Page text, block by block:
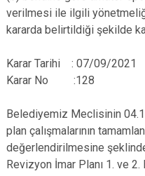
verilmesi ile ilgili
kararda belirtildiği şekilde
Karar Tarihi : 07/09/2021
Karar No :128
Belediyemiz Meclisinin
plan çalışmalarının
değerlendirilmesine
Revizyon İmar Planı 1. ve